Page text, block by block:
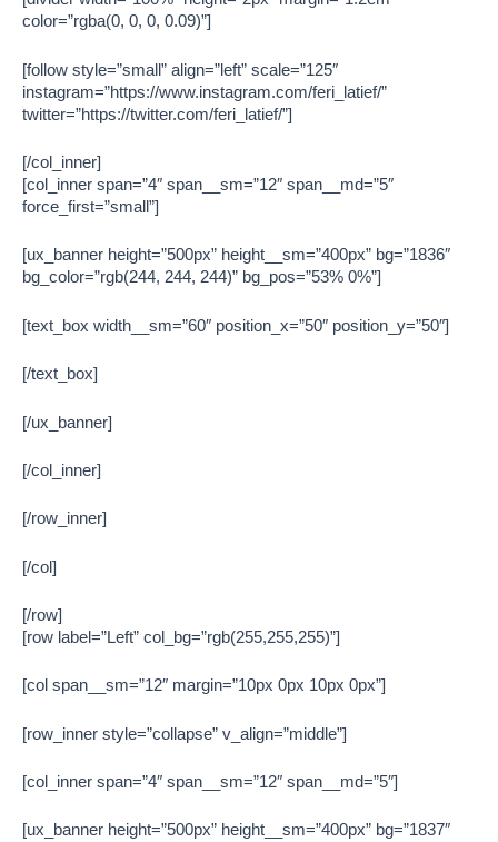
color=”rgba(0, 0, 0, 0.09)”]
[follow style=”small” align=”left” scale=”125″
instagram=”https://www.instagram.com/feri_latief/”
twitter=”https://twitter.com/feri_latief/”]
[/col_inner]
[col_inner span=”4″ span__sm=”12″ span__md=”5″
force_first=”small”]
[ux_banner height=”500px” height__sm=”400px” bg=”1836″
bg_color=”rgb(244, 244, 244)” bg_pos=”53% 0%”]
[text_box width__sm=”60″ position_x=”50″ position_y=”50″]
[/text_box]
[/ux_banner]
[/col_inner]
[/row_inner]
[/col]
[/row]
[row label=”Left” col_bg=”rgb(255,255,255)”]
[col span__sm=”12″ margin=”10px 0px 10px 0px”]
[row_inner style=”collapse” v_align=”middle”]
[col_inner span=”4″ span__sm=”12″ span__md=”5″]
[ux_banner height=”500px” height__sm=”400px” bg=”1837″